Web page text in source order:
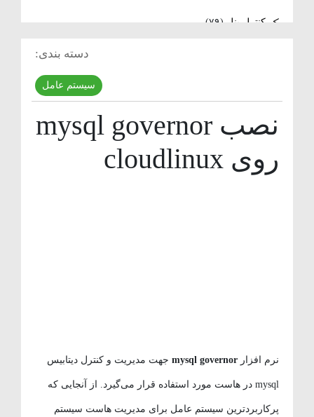
کنترل پنل (۷۹)
هاست(۳۹)
وردپرس(۹)
دسته بندی:
سیستم عامل
نصب mysql governor
روی cloudlinux
نرم افزار mysql governorجهت مدیریت و کنترل دیتابیس
mysql در هاست مورد استفاده قرار می‌گیرد. از آنجایی که
پرکاربردترین سیستم عامل برای مدیریت هاست سیستم